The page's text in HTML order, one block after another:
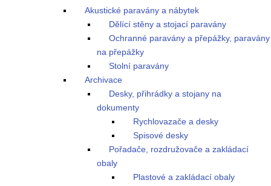
Akustické paravány a nábytek
Dělící stěny a stojací paravány
Ochranné paravány a přepážky, paravány
na přepážky
Stolní paravány
Archivace
Desky, přihrádky a stojany na
dokumenty
Rychlovazače a desky
Spisové desky
Pořadače, rozdružovače a zakládací
obaly
Plastové a zakládací obaly